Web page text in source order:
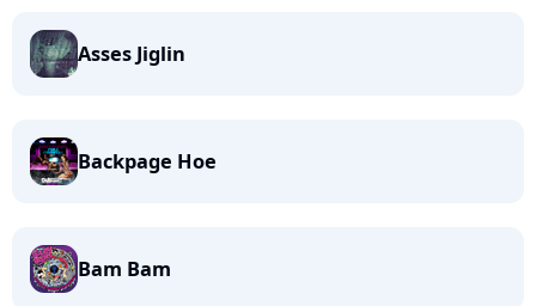
Asses Jiglin
Backpage Hoe
Bam Bam